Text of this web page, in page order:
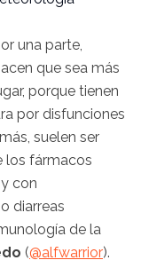
una parte,
que sea más
porque tienen
por disfunciones
suelen ser
los fármacos
con
diarreas
de la
(@alfwarrior).